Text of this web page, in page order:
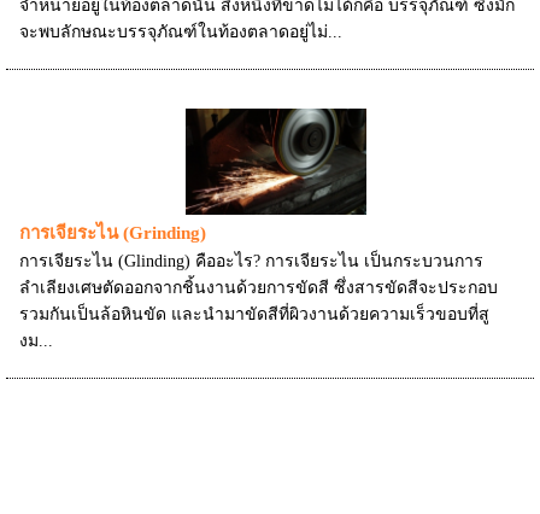
จำหน่ายอยู่ในท้องตลาดนั้น สิ่งหนึ่งที่ขาดไม่ได้ก็คือ บรรจุภัณฑ์ ซึ่งมัก
จะพบลักษณะบรรจุภัณฑ์ในท้องตลาดอยู่ไม่...
การเจียระไน (Grinding)
การเจียระไน (Glinding) คืออะไร? การเจียระไน เป็นกระบวนการ
ลำเลียงเศษตัดออกจากชิ้นงานด้วยการขัดสี ซึ่งสารขัดสีจะประกอบ
รวมกันเป็นล้อหินขัด และนำมาขัดสีที่ผิวงานด้วยความเร็วขอบที่สู
งม...